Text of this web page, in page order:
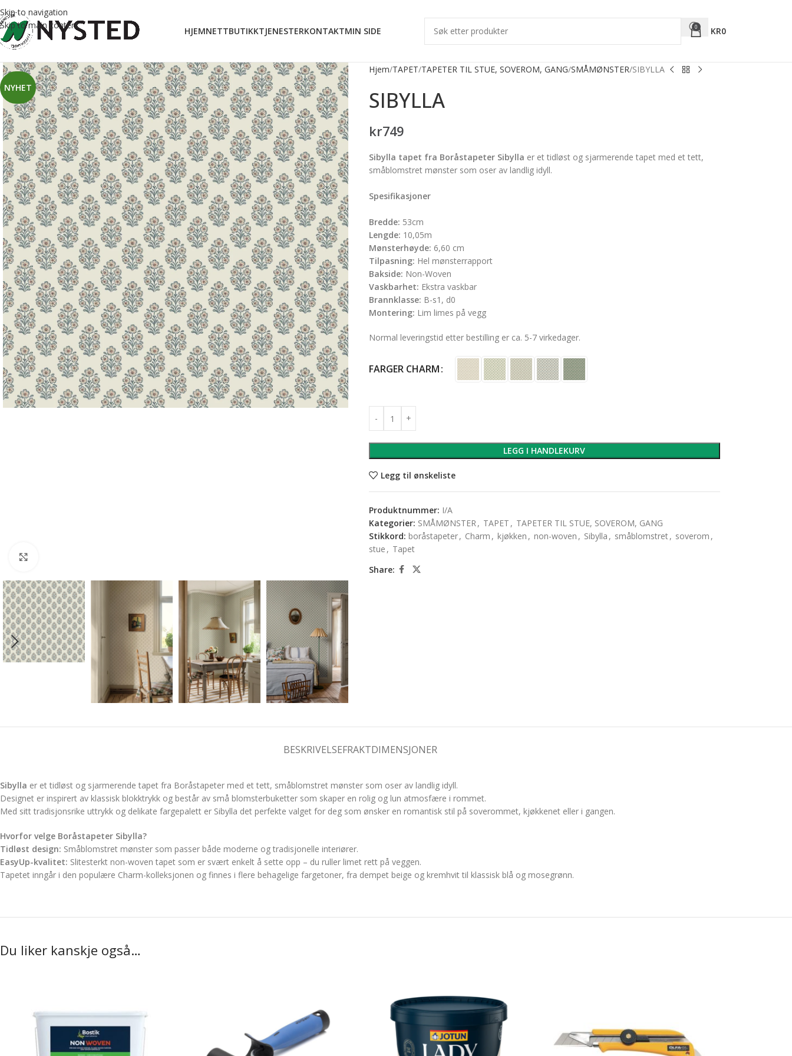
Skip to navigation
Skip to main content
HJEMNETTBUTIKKTJENESTERKONTAKTMIN SIDE 0 KR0
NYHET
Hjem TAPET TAPETER TIL STUE, SOVEROM, GANG SMÅMØNSTER SIBYLLA
SIBYLLA
kr749
Sibylla tapet fra Boråstapeter Sibylla er et tidløst og sjarmerende tapet med et tett,
småblomstret mønster som oser av landlig idyll.
Spesifikasjoner
Bredde: 53cm
Lengde: 10,05m
Mønsterhøyde: 6,60 cm
Tilpasning: Hel mønsterrapport
Bakside: Non-Woven
Vaskbarhet: Ekstra vaskbar
Brannklasse: B-s1, d0
Montering: Lim limes på vegg
Normal leveringstid etter bestilling er ca. 5-7 virkedager.
FARGER CHARM
LEGG I HANDLEKURV
Legg til ønskeliste
Produktnummer: I/A
Kategorier: SMÅMØNSTER, TAPET , TAPETER TIL STUE, SOVEROM, GANG
Stikkord: boråstapeter, Charm , kjøkken , non-woven , Sibylla , småblomstret, soverom ,
stue , Tapet
Share:
BESKRIVELSEFRAKTDIMENSJONER
Sibylla er et tidløst og sjarmerende tapet fra Boråstapeter med et tett, småblomstret mønster som oser av landlig idyll.
Designet er inspirert av klassisk blokktrykk og består av små blomsterbuketter som skaper en rolig og lun atmosfære i rommet.
Med sitt tradisjonsrike uttrykk og delikate fargepalett er Sibylla det perfekte valget for deg som ønsker en romantisk stil på soverommet, kjøkkenet eller i gangen.
Hvorfor velge Boråstapeter Sibylla?
Tidløst design: Småblomstret mønster som passer både moderne og tradisjonelle interiører.
EasyUp-kvalitet: Slitesterkt non-woven tapet som er svært enkelt å sette opp – du ruller limet rett på veggen.
Tapetet inngår i den populære Charm-kolleksjonen og finnes i flere behagelige fargetoner, fra dempet beige og kremhvit til klassisk blå og mosegrønn.
Du liker kanskje også…